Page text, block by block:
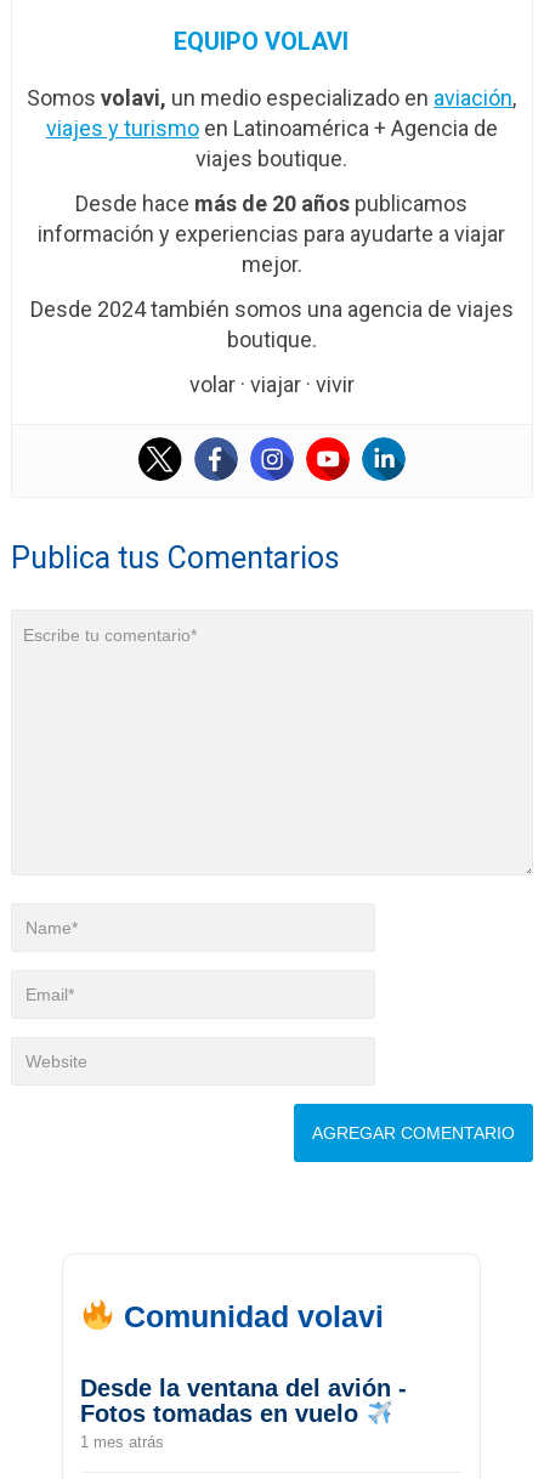
EQUIPO VOLAVI
Somosvolavi, un medio especializado en aviación,
viajes y turismoen Latinoamérica + Agencia de
viajes boutique.
Desde hace más de 20 años publicamos
información y experiencias para ayudarte a viajar
mejor.
Desde 2024 también somos una agencia de viajes
boutique.
volar · viajar · vivir
Publica tus Comentarios
Comunidad volavi
Desde la ventana del avión -
Fotos tomadas en vuelo
1 mes atrás